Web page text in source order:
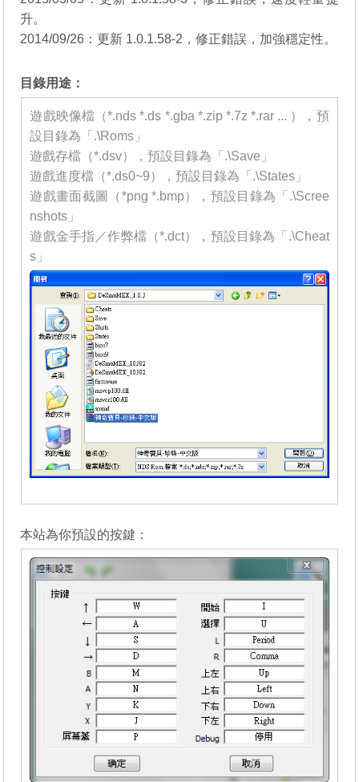
升。
2014/09/26：更新 1.0.1.58-2，修正錯誤，加強穩定性。
目錄用途：
遊戲映像檔（*.nds *.ds *.gba *.zip *.7z *.rar ... ），預
設目錄為「.\Roms」
遊戲存檔（*.dsv），預設目錄為「.\Save」
遊戲進度檔（*.ds0~9），預設目錄為「.\States」
遊戲畫面截圖（*png *.bmp），預設目錄為「.\Scree
nshots」
遊戲金手指／作弊檔（*.dct），預設目錄為「.\Cheat
s」
本站為你預設的按鍵：